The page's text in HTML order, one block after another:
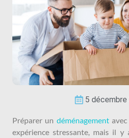
5 décembre
Préparer un déménagement
expérience stressante, mais il y